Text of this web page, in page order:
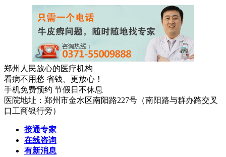
郑州人民放心的医疗机构
看病不用愁 省钱、更放心！
手机免费预约 节假日不休息
医院地址：郑州市金水区南阳路227号（南阳路与群办路交叉
口工商银行旁）
接通专家
在线咨询
有新消息